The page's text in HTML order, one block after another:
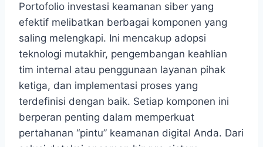
Portofolio investasi keamanan siber yang
efektif melibatkan berbagai komponen yang
saling melengkapi. Ini mencakup adopsi
teknologi mutakhir, pengembangan keahlian
tim internal atau penggunaan layanan pihak
ketiga, dan implementasi proses yang
terdefinisi dengan baik. Setiap komponen ini
berperan penting dalam memperkuat
pertahanan “pintu” keamanan digital Anda. Dari